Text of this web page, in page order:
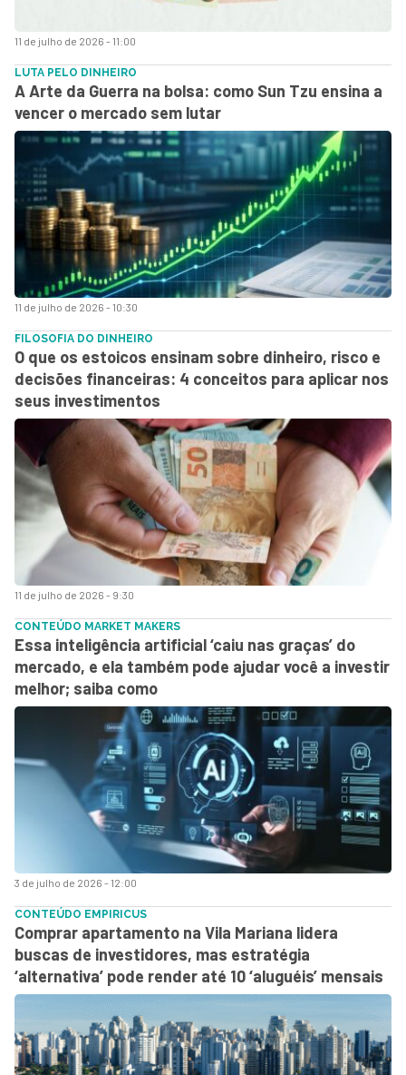
11 de julho de 2026 - 11:00
11 de julho de 2026 - 10:30
LUTA PELO DINHEIRO
A Arte da Guerra na bolsa: como Sun Tzu ensina a
vencer o mercado sem lutar
11 de julho de 2026 - 9:30
FILOSOFIA DO DINHEIRO
O que os estoicos ensinam sobre dinheiro, risco e
decisões financeiras: 4 conceitos para aplicar nos
seus investimentos
3 de julho de 2026 - 12:00
CONTEÚDO MARKET MAKERS
Essa inteligência artificial ‘caiu nas graças’ do
mercado, e ela também pode ajudar você a investir
melhor; saiba como
CONTEÚDO EMPIRICUS
Comprar apartamento na Vila Mariana lidera
buscas de investidores, mas estratégia
‘alternativa’ pode render até 10 ‘aluguéis’ mensais